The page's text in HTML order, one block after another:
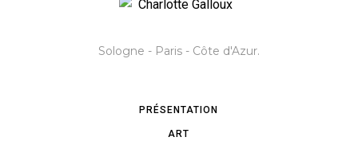
PRÉSENTATION
ART
Sologne - Paris - Côte d'Azur.